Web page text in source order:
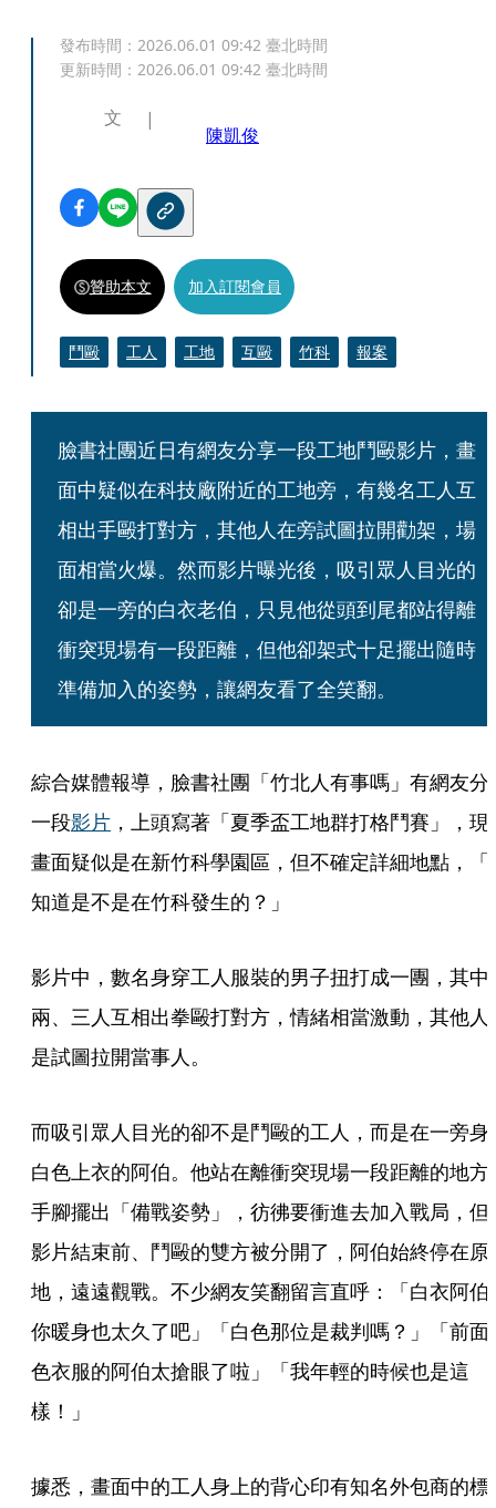
發布時間： 2026.06.01 09:42 臺北時間
更新時間： 2026.06.01 09:42 臺北時間
文
陳凱俊
贊助本文 加入訂閱會員
鬥毆 工人 工地 互毆 竹科 報案
臉書社團近日有網友分享一段工地鬥毆影片，畫
面中疑似在科技廠附近的工地旁，有幾名工人互
相出手毆打對方，其他人在旁試圖拉開勸架，場
面相當火爆。然而影片曝光後，吸引眾人目光的
卻是一旁的白衣老伯，只見他從頭到尾都站得離
衝突現場有一段距離，但他卻架式十足擺出隨時
準備加入的姿勢，讓網友看了全笑翻。
綜合媒體報導，臉書社團「竹北人有事嗎」有網友分
一段影片 ，上頭寫著「夏季盃工地群打格鬥賽」，現
畫面疑似是在新竹科學園區，但不確定詳細地點，「
知道是不是在竹科發生的？」
影片中，數名身穿工人服裝的男子扭打成一團，其中
兩、三人互相出拳毆打對方，情緒相當激動，其他人
是試圖拉開當事人。
而吸引眾人目光的卻不是鬥毆的工人，而是在一旁身
白色上衣的阿伯。他站在離衝突現場一段距離的地方
手腳擺出「備戰姿勢」，彷彿要衝進去加入戰局，但
影片結束前、鬥毆的雙方被分開了，阿伯始終停在原
地，遠遠觀戰。不少網友笑翻留言直呼：「白衣阿伯
你暖身也太久了吧」「白色那位是裁判嗎？」「前面
色衣服的阿伯太搶眼了啦」「我年輕的時候也是這
樣！」
據悉，畫面中的工人身上的背心印有知名外包商的標